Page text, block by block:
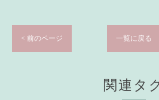
< 前のページ 一覧に戻る
関連タ